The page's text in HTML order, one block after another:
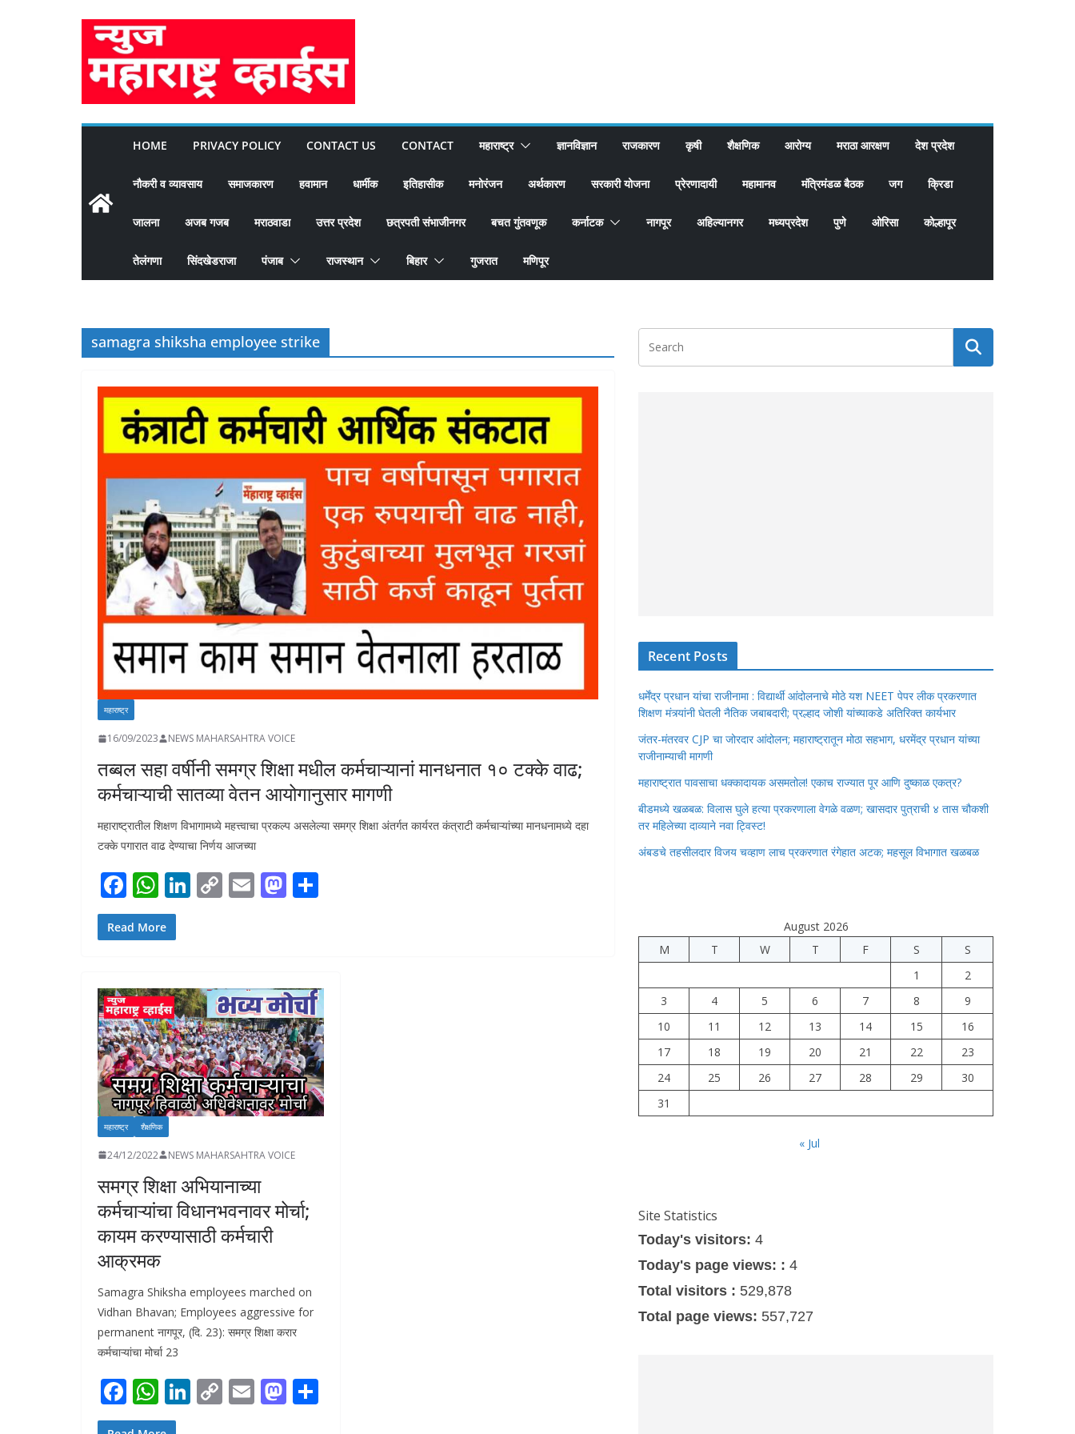
HOME PRIVACY POLICY CONTACT US CONTACT महाराष्ट्र ज्ञानविज्ञान राजकारण कृषी शैक्षणिक आरोग्य मराठा आरक्षण देश प्रदेश
नौकरी व व्यावसाय समाजकारण हवामान धार्मीक इतिहासीक मनोरंजन अर्थकारण सरकारी योजना प्रेरणादायी महामानव मंत्रिमंडळ बैठक जग क्रिडा
जालना अजब गजब मराठवाडा उत्तर प्रदेश छत्रपती संभाजीनगर बचत गुंतवणूक कर्नाटक नागपूर अहिल्यानगर मध्यप्रदेश पुणे ओरिसा कोल्हापूर
तेलंगणा सिंदखेडराजा पंजाब राजस्थान बिहार गुजरात मणिपूर
samagra shiksha employee strike
महाराष्ट्र
16/09/2023 NEWS MAHARSAHTRA VOICE
तब्बल सहा वर्षीनी समग्र शिक्षा मधील कर्मचाऱ्यानां मानधनात १० टक्के वाढ;
कर्मचाऱ्याची सातव्या वेतन आयोगानुसार मागणी
महाराष्ट्रातील शिक्षण विभागामध्ये महत्त्वाचा प्रकल्प असलेल्या समग्र शिक्षा अंतर्गत कार्यरत कंत्राटी कर्मचाऱ्यांच्या मानधनामध्ये दहा
टक्के पगारात वाढ देण्याचा निर्णय आजच्या
F
ac
e
o
o
k
W
h
at
A
p
p
Li
dI
n
C
Li
n
k
E M
o
n
Read More
महाराष्ट्र शैक्षणिक
24/12/2022 NEWS MAHARSAHTRA VOICE
समग्र शिक्षा अभियानाच्या
कर्मचाऱ्यांचा विधानभवनावर मोर्चा;
कायम करण्यासाठी कर्मचारी
आक्रमक
Samagra Shiksha employees marched on
Vidhan Bhavan; Employees aggressive for
permanent नागपूर, (दि. 23): समग्र शिक्षा करार
कर्मचाऱ्यांचा मोर्चा 23
F
ac
W
h
Li C E M
Recent Posts
धर्मेंद्र प्रधान यांचा राजीनामा : विद्यार्थी आंदोलनाचे मोठे यश NEET पेपर लीक प्रकरणात
शिक्षण मंत्र्यांनी घेतली नैतिक जबाबदारी; प्रल्हाद जोशी यांच्याकडे अतिरिक्त कार्यभार
जंतर-मंतरवर CJP चा जोरदार आंदोलन; महाराष्ट्रातून मोठा सहभाग, धरमेंद्र प्रधान यांच्या
राजीनाम्याची मागणी
महाराष्ट्रात पावसाचा धक्कादायक असमतोल! एकाच राज्यात पूर आणि दुष्काळ एकत्र?
बीडमध्ये खळबळ: विलास घुले हत्या प्रकरणाला वेगळे वळण; खासदार पुत्राची ४ तास चौकशी
तर महिलेच्या दाव्याने नवा ट्विस्ट!
अंबडचे तहसीलदार विजय चव्हाण लाच प्रकरणात रंगेहात अटक; महसूल विभागात खळबळ
August 2026
M
T W T F S
S
1
2
3
4 5 6 7 8
9
10
11 12 13 14 15
16
17
18 19 20 21 22
23
24
25 26 27 28 29
30
31
« Jul
Site Statistics
Today's visitors: 4
Today's page views: : 4
Total visitors : 529,878
Total page views: 557,727